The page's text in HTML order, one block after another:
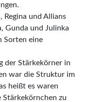
Regina und Allians
Gunda und Julinka
Sorten eine
der Stärkekörner in
war die Struktur im
heißt es waren
Stärkekörnchen zu